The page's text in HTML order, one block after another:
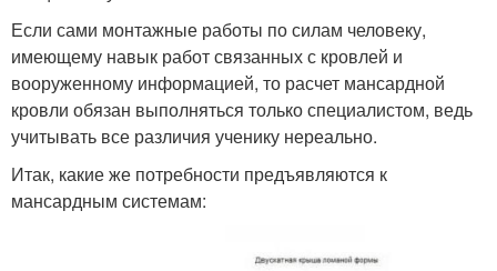
Если сами монтажные работы по силам человеку,
имеющему навык работ связанных с кровлей и
вооруженному информацией, то расчет мансардной
кровли обязан выполняться только специалистом, ведь
учитывать все различия ученику нереально.
Итак, какие же потребности предъявляются к
мансардным системам: